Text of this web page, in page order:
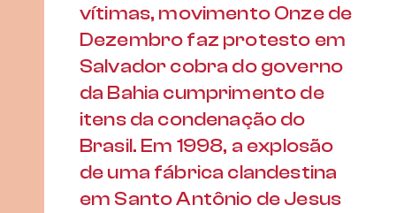
vítimas, movimento Onze de
Dezembro faz protesto em
Salvador cobra do governo
da Bahia cumprimento de
itens da condenação do
Brasil. Em 1998, a explosão
de uma fábrica clandestina
em Santo Antônio de Jesus